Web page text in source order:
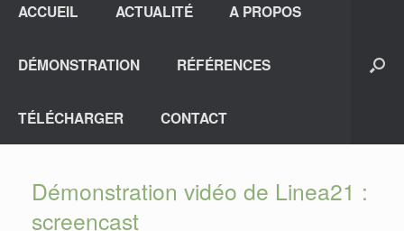
ACCUEIL ACTUALITÉ A PROPOS
DÉMONSTRATION RÉFÉRENCES
TÉLÉCHARGER CONTACT
Démonstration vidéo de Linea21 :
screencast